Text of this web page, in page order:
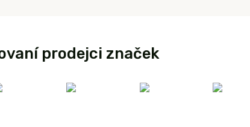
prodejci značek